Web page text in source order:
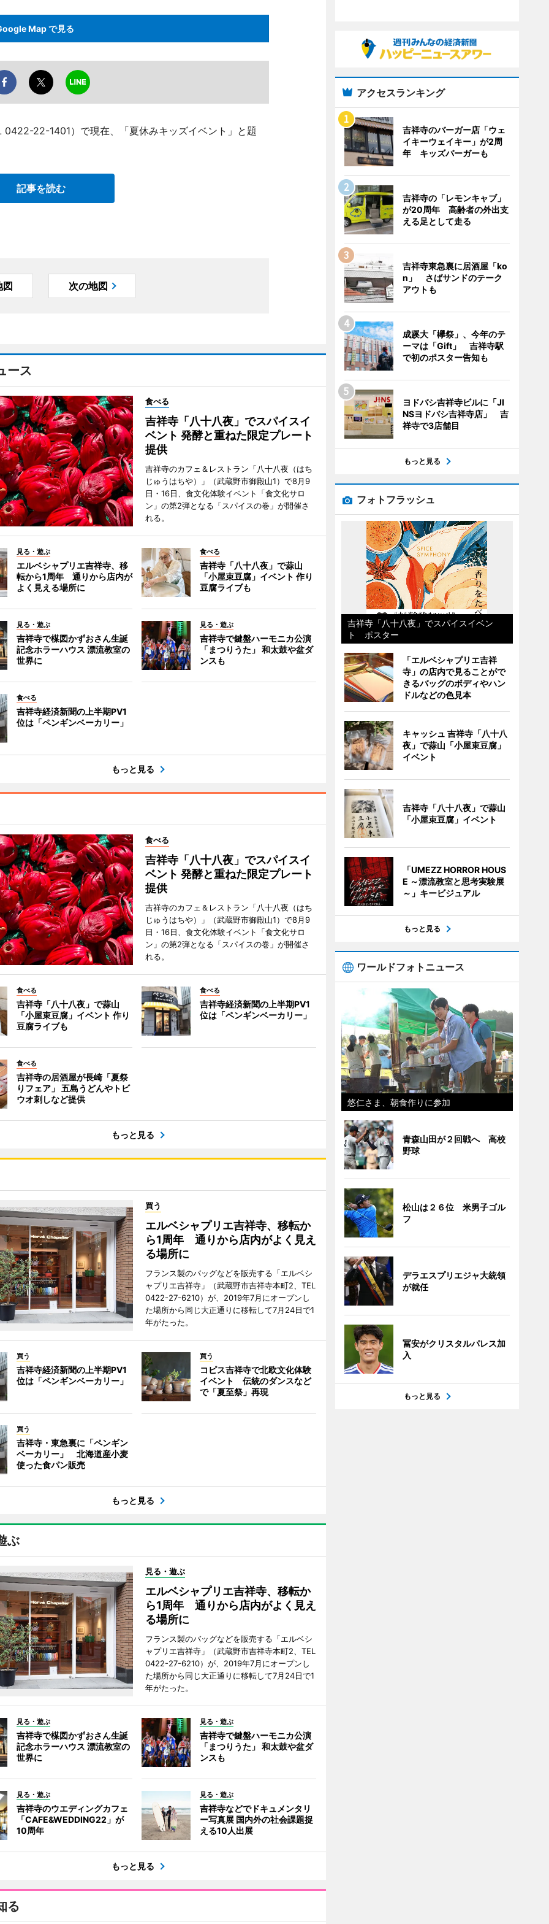
Map で見る
0422-22-1401）で現在、「夏休みキッズイベント」と題
記事を読む
図 次の地図
ース
食べる
吉祥寺「八十八夜」でスパイスイ
ベント 発酵と重ねた限定プレート
提供
吉祥寺のカフェ＆レストラン「八十八夜（はち
じゅうはちや）」（武蔵野市御殿山1）で8月9
日・16日、食文化体験イベント「食文化サロ
ン」の第2弾となる「スパイスの巻」が開催さ
れる。
見る・遊ぶ
エルベシャプリエ吉祥寺、移
転から1周年 通りから店内が
よく見える場所に
食べる
吉祥寺「八十八夜」で蒜山
「小屋束豆腐」イベント 作り
豆腐ライブも
見る・遊ぶ
吉祥寺で楳図かずおさん生誕
記念ホラーハウス 漂流教室の
世界に
見る・遊ぶ
吉祥寺で鍵盤ハーモニカ公演
「まつりうた」 和太鼓や盆ダ
ンスも
食べる
吉祥寺経済新聞の上半期PV1
位は「ペンギンベーカリー」
もっと見る
食べる
吉祥寺「八十八夜」でスパイスイ
ベント 発酵と重ねた限定プレート
提供
吉祥寺のカフェ＆レストラン「八十八夜（はち
じゅうはちや）」（武蔵野市御殿山1）で8月9
日・16日、食文化体験イベント「食文化サロ
ン」の第2弾となる「スパイスの巻」が開催さ
れる。
食べる
吉祥寺「八十八夜」で蒜山
「小屋束豆腐」イベント 作り
豆腐ライブも
食べる
吉祥寺経済新聞の上半期PV1
位は「ペンギンベーカリー」
食べる
吉祥寺の居酒屋が長崎「夏祭
りフェア」 五島うどんやトビ
ウオ刺しなど提供
もっと見る
買う
エルベシャプリエ吉祥寺、移転か
ら1周年 通りから店内がよく見え
る場所に
フランス製のバッグなどを販売する「エルベシ
ャプリエ吉祥寺」（武蔵野市吉祥寺本町2、TEL
0422-27-6210）が、2019年7月にオープンし
た場所から同じ大正通りに移転して7月24日で1
年がたった。
買う
吉祥寺経済新聞の上半期PV1
位は「ペンギンベーカリー」
買う
コピス吉祥寺で北欧文化体験
イベント 伝統のダンスなど
で「夏至祭」再現
買う
吉祥寺・東急裏に「ペンギン
ベーカリー」 北海道産小麦
使った食パン販売
もっと見る
ぶ
見る・遊ぶ
エルベシャプリエ吉祥寺、移転か
ら1周年 通りから店内がよく見え
る場所に
フランス製のバッグなどを販売する「エルベシ
ャプリエ吉祥寺」（武蔵野市吉祥寺本町2、TEL
0422-27-6210）が、2019年7月にオープンし
た場所から同じ大正通りに移転して7月24日で1
年がたった。
見る・遊ぶ
吉祥寺で楳図かずおさん生誕
記念ホラーハウス 漂流教室の
世界に
見る・遊ぶ
吉祥寺で鍵盤ハーモニカ公演
「まつりうた」 和太鼓や盆ダ
ンスも
見る・遊ぶ
吉祥寺のウエディングカフェ
「CAFE&WEDDING22」が
10周年
見る・遊ぶ
吉祥寺などでドキュメンタリ
ー写真展 国内外の社会課題捉
える10人出展
もっと見る
る
アクセスランキング
吉祥寺のバーガー店「ウェ
イキーウェイキー」が2周
年 キッズバーガーも
吉祥寺の「レモンキャブ」
が20周年 高齢者の外出支
える足として走る
吉祥寺東急裏に居酒屋「ko
n」 さばサンドのテーク
アウトも
成蹊大「欅祭」、今年のテ
ーマは「Gift」 吉祥寺駅
で初のポスター告知も
ヨドバシ吉祥寺ビルに「JI
NSヨドバシ吉祥寺店」 吉
祥寺で3店舗目
もっと見る
フォトフラッシュ
吉祥寺「八十八夜」でスパイスイベン
ト ポスター
「エルベシャプリエ吉祥
寺」の店内で見ることがで
きるバッグのボディやハン
ドルなどの色見本
キャッシュ 吉祥寺「八十八
夜」で蒜山「小屋束豆腐」
イベント
吉祥寺「八十八夜」で蒜山
「小屋束豆腐」イベント
「UMEZZ HORROR HOUS
E ～漂流教室と思考実験展
～」キービジュアル
もっと見る
ワールドフォトニュース
悠仁さま、朝食作りに参加
青森山田が２回戦へ 高校
野球
松山は２６位 米男子ゴル
フ
デラエスプリエジャ大統領
が就任
冨安がクリスタルパレス加
入
もっと見る